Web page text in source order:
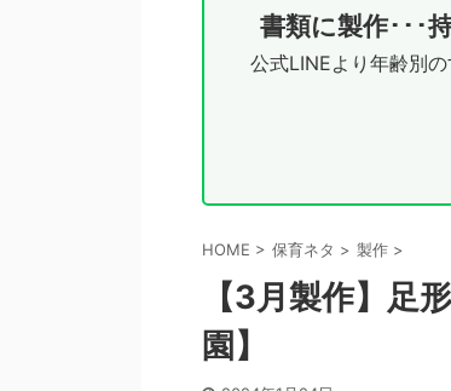
書類に製作･･･
公式LINEより年齢別
HOME > 保育ネタ > 製作 >
【3月製作】足
園】